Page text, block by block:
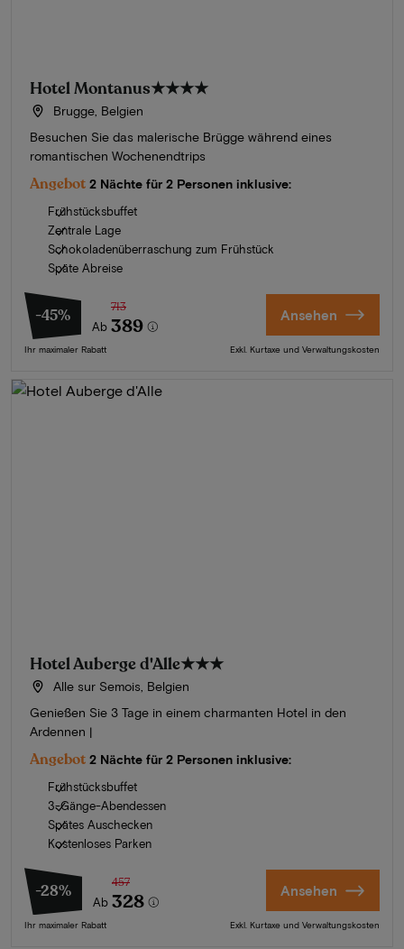
Hotel Montanus★★★★
Brugge, Belgien
Besuchen Sie das malerische Brügge während eines
romantischen Wochenendtrips
Angebot 2 Nächte für 2 Personen inklusive:
Frühstücksbuffet
Zentrale Lage
Schokoladenüberraschung zum Frühstück
Späte Abreise
-45%
Ab
713
389
Ihr maximaler Rabatt
Ansehen
Exkl. Kurtaxe und Verwaltungskosten
Hotel Auberge d'Alle★★★
Alle sur Semois, Belgien
Genießen Sie 3 Tage in einem charmanten Hotel in den
Ardennen |
Angebot 2 Nächte für 2 Personen inklusive:
Frühstücksbuffet
3-Gänge-Abendessen
Spätes Auschecken
Kostenloses Parken
-28%
Ab
457
328
Ihr maximaler Rabatt
Ansehen
Exkl. Kurtaxe und Verwaltungskosten